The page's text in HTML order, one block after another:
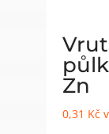
Zn
0,31 Kč